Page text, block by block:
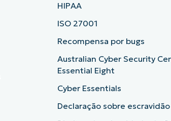
HIPAA
ISO 27001
Recompensa por bugs
Australian Cyber Security
Essential Eight
Cyber Essentials
Declaração sobre